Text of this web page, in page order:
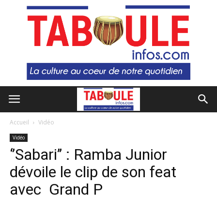
Accueil Vidéo
Vidéo
‘’Sabari’’ : Ramba Junior
dévoile le clip de son feat
avec Grand P